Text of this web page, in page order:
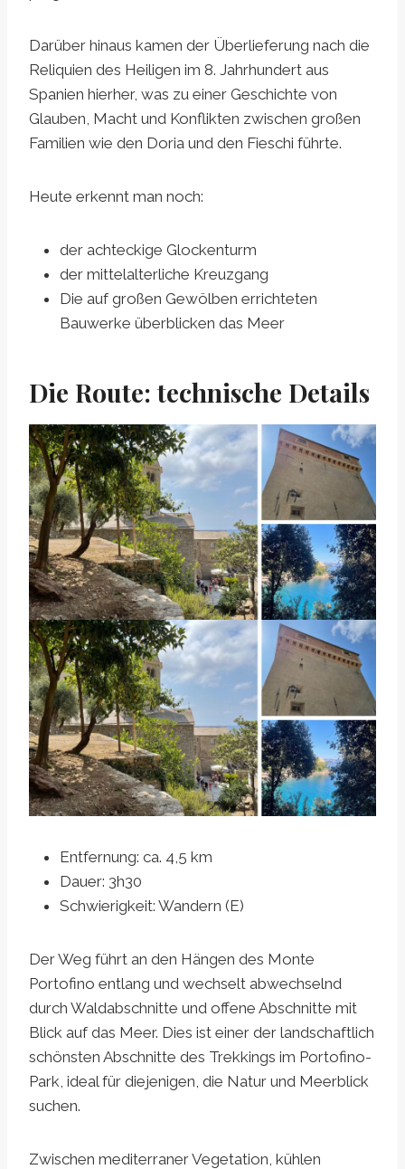
Darüber hinaus kamen der Überlieferung nach die
Reliquien des Heiligen im 8. Jahrhundert aus
Spanien hierher, was zu einer Geschichte von
Glauben, Macht und Konflikten zwischen großen
Familien wie den Doria und den Fieschi führte.
Heute erkennt man noch:
der achteckige Glockenturm
der mittelalterliche Kreuzgang
Die auf großen Gewölben errichteten
Bauwerke überblicken das Meer
Die Route: technische Details
Entfernung: ca. 4,5 km
Dauer: 3h30
Schwierigkeit: Wandern (E)
Der Weg führt an den Hängen des Monte
Portofino entlang und wechselt abwechselnd
durch Waldabschnitte und offene Abschnitte mit
Blick auf das Meer. Dies ist einer der landschaftlich
schönsten Abschnitte des Trekkings im Portofino-
Park, ideal für diejenigen, die Natur und Meerblick
suchen.
Zwischen mediterraner Vegetation, kühlen